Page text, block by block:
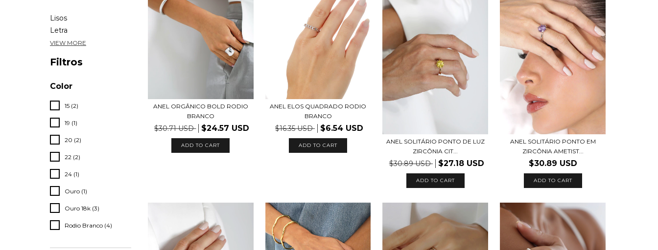
Lisos
Letra
VIEW MORE
Filtros
Color
15 (2)
19 (1)
20 (2)
22 (2)
24 (1)
Ouro (1)
Ouro 18k (3)
Rodio Branco (4)
ANEL ORGÂNICO BOLD RODIO
BRANCO
$30.71 USD $24.57 USD
ADD TO CART
ANEL ELOS QUADRADO RODIO
BRANCO
$16.35 USD $6.54 USD
ADD TO CART
ANEL SOLITÁRIO PONTO DE LUZ
ZIRCÔNIA CIT...
$30.89 USD $27.18 USD
ADD TO CART
ANEL SOLITÁRIO PONTO EM
ZIRCÔNIA AMETIST...
$30.89 USD
ADD TO CART